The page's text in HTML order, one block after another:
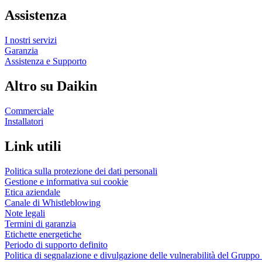
Assistenza
I nostri servizi
Garanzia
Assistenza e Supporto
Altro su Daikin
Commerciale
Installatori
Link utili
Politica sulla protezione dei dati personali
Gestione e informativa sui cookie
Etica aziendale
Canale di Whistleblowing
Note legali
Termini di garanzia
Etichette energetiche
Periodo di supporto definito
Politica di segnalazione e divulgazione delle vulnerabilità del